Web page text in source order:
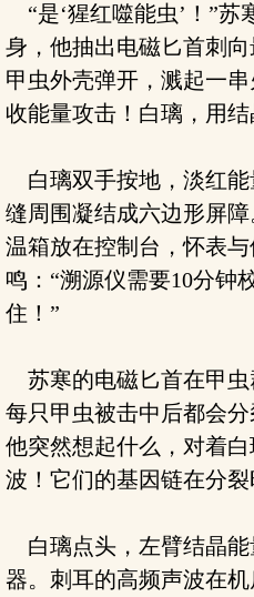
“是‘猩红噬能虫’！”苏
身，他抽出电磁匕首刺
甲虫外壳弹开，溅起一
收能量攻击！白璃，用
白璃双手按地，淡红能
缝周围凝结成六边形屏
温箱放在控制台，怀表
鸣：“溯源仪需要10分钟
住！”
苏寒的电磁匕首在甲
每只甲虫被击中后都会分
他突然想起什么，对着
波！它们的基因链在分
白璃点头，左臂结晶
器。刺耳的高频声波在